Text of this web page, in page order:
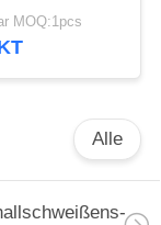
MOQ:1pcs
Alle